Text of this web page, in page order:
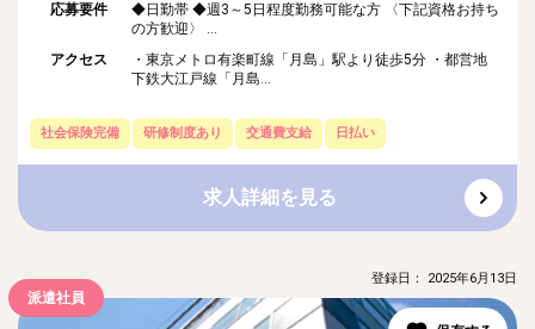
応募要件
◆日勤帯 ◆週3～5日程度勤務可能な方 〈下記資格お持ち
の方歓迎〉 ...
アクセス
・東京メトロ有楽町線「月島」駅より徒歩5分 ・都営地
下鉄大江戸線「月島...
社会保険完備 研修制度あり 交通費支給 日払い
求人詳細を見る
派遣社員
登録日： 2025年6月13日